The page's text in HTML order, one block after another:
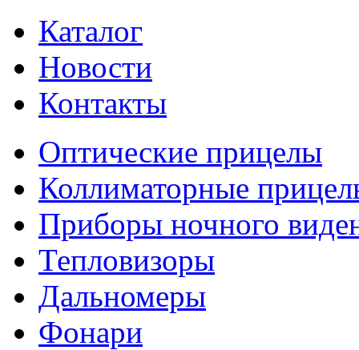
Каталог
Новости
Контакты
Оптические прицелы
Коллиматорные
Приборы ночного
Тепловизоры
Дальномеры
Фонари